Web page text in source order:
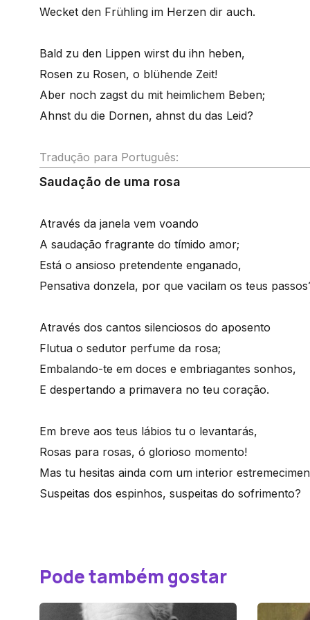
Wecket den Frühling im Herzen dir auch.
Bald zu den Lippen wirst du ihn heben,
Rosen zu Rosen, o blühende Zeit!
Aber noch zagst du mit heimlichem Beben;
Ahnst du die Dornen, ahnst du das Leid?
Tradução para Português:
Saudação de uma rosa
Através da janela vem voando
A saudação fragrante do tímido amor;
Está o ansioso pretendente enganado,
Pensativa donzela, por que vacilam os teus
Através dos cantos silenciosos do aposento
Flutua o sedutor perfume da rosa;
Embalando-te em doces e embriagantes sonhos,
E despertando a primavera no teu coração.
Em breve aos teus lábios tu o levantarás,
Rosas para rosas, ó glorioso momento!
Mas tu hesitas ainda com um interior
Suspeitas dos espinhos, suspeitas do sofrimento?
Pode também gostar